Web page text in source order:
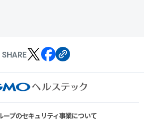
SHARE
ープのセキュリティ事業について